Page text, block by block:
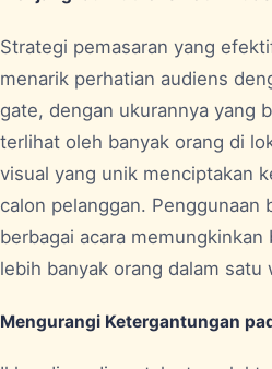
Strategi pemasaran yang
menarik perhatian audiens
gate, dengan ukurannya yang
terlihat oleh banyak orang di
visual yang unik menciptakan
calon pelanggan. Penggunaan
berbagai acara memungkinkan
lebih banyak orang dalam satu
Mengurangi Ketergantungan